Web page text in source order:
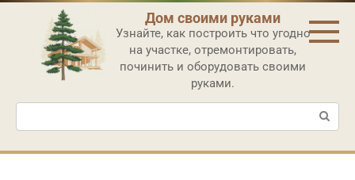
Перейти
контенту
Дом своими руками
Узнайте, как построить что угодно
на участке, отремонтировать,
починить и оборудовать своими
руками.
Поиск: